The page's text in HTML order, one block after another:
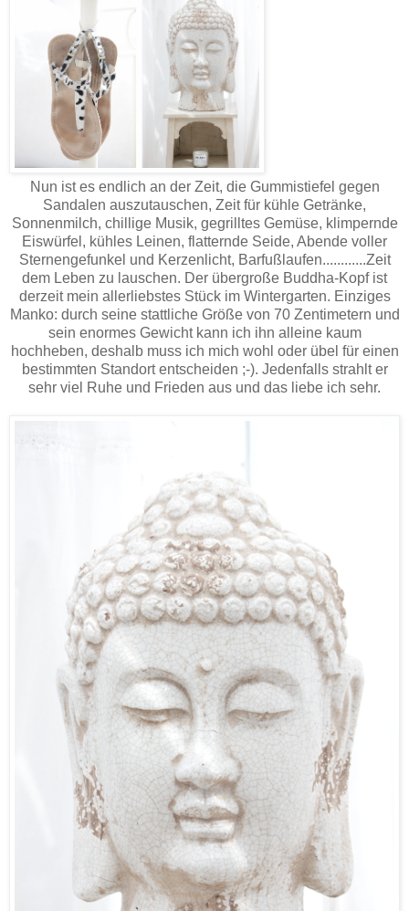
Nun ist es endlich an der Zeit, die Gummistiefel gegen
Sandalen auszutauschen, Zeit für kühle Getränke,
Sonnenmilch, chillige Musik, gegrilltes Gemüse, klimpernde
Eiswürfel, kühles Leinen, flatternde Seide, Abende voller
Sternengefunkel und Kerzenlicht, Barfußlaufen............Zeit
dem Leben zu lauschen. Der übergroße Buddha-Kopf ist
derzeit mein allerliebstes Stück im Wintergarten. Einziges
Manko: durch seine stattliche Größe von 70 Zentimetern und
sein enormes Gewicht kann ich ihn alleine kaum
hochheben, deshalb muss ich mich wohl oder übel für einen
bestimmten Standort entscheiden ;-). Jedenfalls strahlt er
sehr viel Ruhe und Frieden aus und das liebe ich sehr.